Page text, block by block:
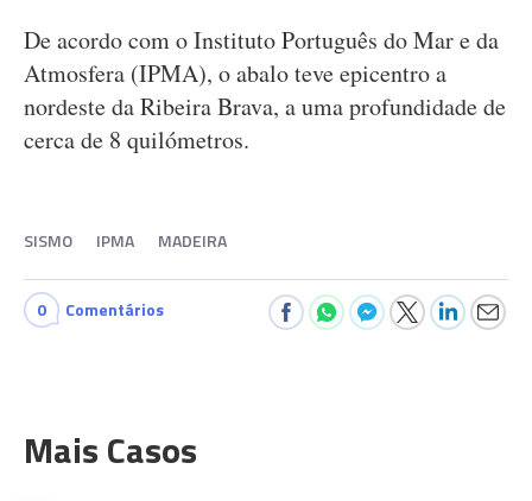
De acordo com o Instituto Português do Mar e da
Atmosfera (IPMA), o abalo teve epicentro a
nordeste da Ribeira Brava, a uma profundidade de
cerca de 8 quilómetros.
SISMO IPMA MADEIRA
0 Comentários
Mais Casos